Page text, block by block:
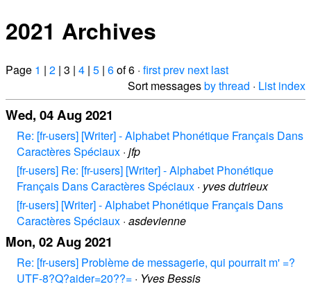
2021 Archives
Page 1 | 2 | 3 | 4 | 5 | 6of 6 · firstprev next last
Sort messagesby thread · List index
Wed, 04 Aug 2021
Re: [fr-users] [Writer] - Alphabet Phonétique Français Dans
Caractères Spéciaux · jfp
[fr-users] Re: [fr-users] [Writer] - Alphabet Phonétique
Français Dans Caractères Spéciaux · yves dutrieux
[fr-users] [Writer] - Alphabet Phonétique Français Dans
Caractères Spéciaux · asdevienne
Mon, 02 Aug 2021
Re: [fr-users] Problème de messagerie, qui pourrait m' =?
UTF-8?Q?aider=20??= · Yves Bessis